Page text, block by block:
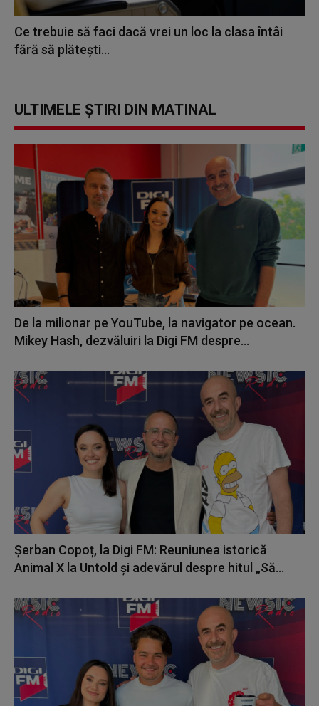
Ce trebuie să faci dacă vrei un loc la clasa întâi
fără să plătești...
ULTIMELE ȘTIRI DIN MATINAL
De la milionar pe YouTube, la navigator pe ocean.
Mikey Hash, dezvăluiri la Digi FM despre...
Șerban Copoț, la Digi FM: Reuniunea istorică
Animal X la Untold și adevărul despre hitul „Să...